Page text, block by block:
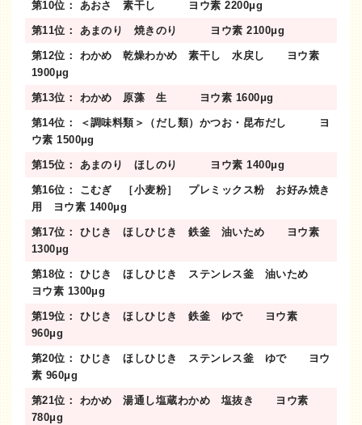
第10位： あおさ 素干し ヨウ素 2200μg
第11位： あまのり 焼きのり ヨウ素 2100μg
第12位： わかめ 乾燥わかめ 素干し 水戻し ヨウ素
1900μg
第13位： わかめ 原藻 生 ヨウ素 1600μg
第14位： ＜調味料類＞（だし類）かつお・昆布だし ヨ
ウ素 1500μg
第15位： あまのり ほしのり ヨウ素 1400μg
第16位： こむぎ ［小麦粉］ プレミックス粉 お好み焼き
用 ヨウ素 1400μg
第17位： ひじき ほしひじき 鉄釜 油いため ヨウ素
1300μg
第18位： ひじき ほしひじき ステンレス釜 油いため
ヨウ素 1300μg
第19位： ひじき ほしひじき 鉄釜 ゆで ヨウ素
960μg
第20位： ひじき ほしひじき ステンレス釜 ゆで ヨウ
素 960μg
第21位： わかめ 湯通し塩蔵わかめ 塩抜き ヨウ素
780μg